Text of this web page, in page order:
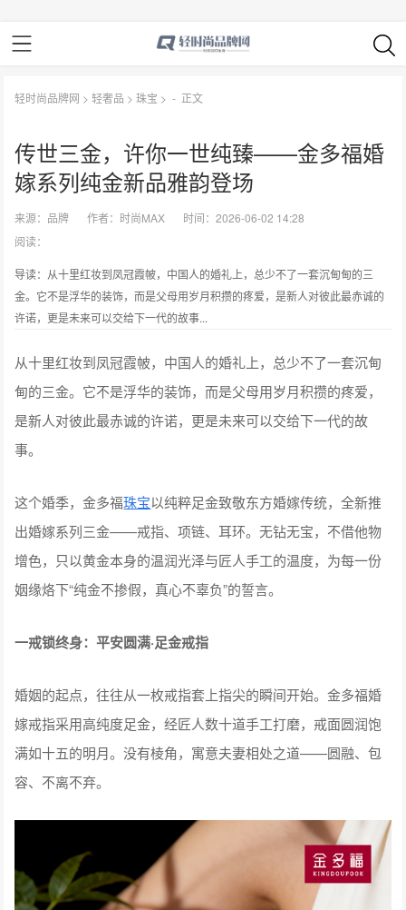
轻时尚品牌网 >轻奢品 >珠宝 > - 正文
传世三金，许你一世纯臻——金多福婚
嫁系列纯金新品雅韵登场
来源： 品牌 作者： 时尚MAX
时间：2026-06-02 14:28
阅读：
导读：从十里红妆到凤冠霞帔，中国人的婚礼上，总少不了一套沉甸甸的三
金。它不是浮华的装饰，而是父母用岁月积攒的疼爱，是新人对彼此最赤诚的
许诺，更是未来可以交给下一代的故事...
从十里红妆到凤冠霞帔，中国人的婚礼上，总少不了一套沉甸
甸的三金。它不是浮华的装饰，而是父母用岁月积攒的疼爱，
是新人对彼此最赤诚的许诺，更是未来可以交给下一代的故
事。
这个婚季，金多福珠宝以纯粹足金致敬东方婚嫁传统，全新推
出婚嫁系列三金——戒指、项链、耳环。无钻无宝，不借他物
增色，只以黄金本身的温润光泽与匠人手工的温度，为每一份
姻缘烙下“纯金不掺假，真心不辜负”的誓言。
一戒锁终身：平安圆满·足金戒指
婚姻的起点，往往从一枚戒指套上指尖的瞬间开始。金多福婚
嫁戒指采用高纯度足金，经匠人数十道手工打磨，戒面圆润饱
满如十五的明月。没有棱角，寓意夫妻相处之道——圆融、包
容、不离不弃。